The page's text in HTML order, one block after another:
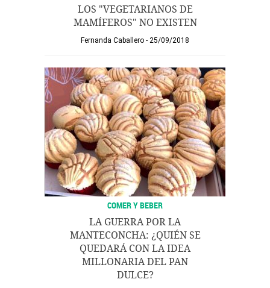
LOS "VEGETARIANOS DE
MAMÍFEROS" NO EXISTEN
Fernanda Caballero 25/09/2018
COMER Y BEBER
LA GUERRA POR LA
MANTECONCHA: ¿QUIÉN SE
QUEDARÁ CON LA IDEA
MILLONARIA DEL PAN
DULCE?